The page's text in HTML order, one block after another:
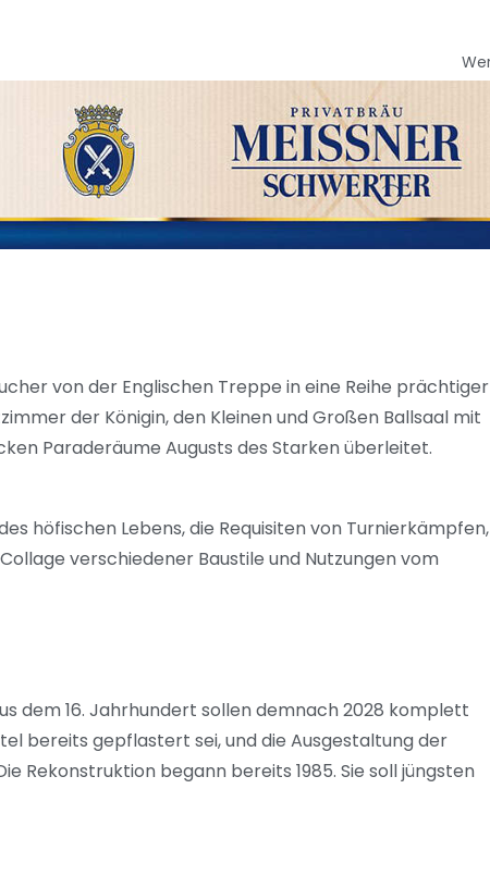
von der Englischen Treppe in eine Reihe prächtiger
der Königin, den Kleinen und Großen Ballsaal mit
Paraderäume Augusts des Starken überleitet.
höfischen Lebens, die Requisiten von Turnierkämpfen,
verschiedener Baustile und Nutzungen vom
dem 16. Jahrhundert sollen demnach 2028 komplett
bereits gepflastert sei, und die Ausgestaltung der
Rekonstruktion begann bereits 1985. Sie soll jüngsten